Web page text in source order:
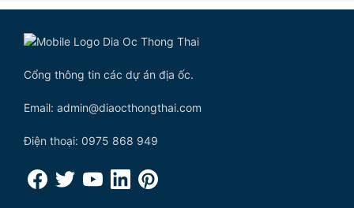
Cổng thông tin các dự án địa ốc.
Email: admin@diaocthongthai.com
Điện thoại: 0975 868 949